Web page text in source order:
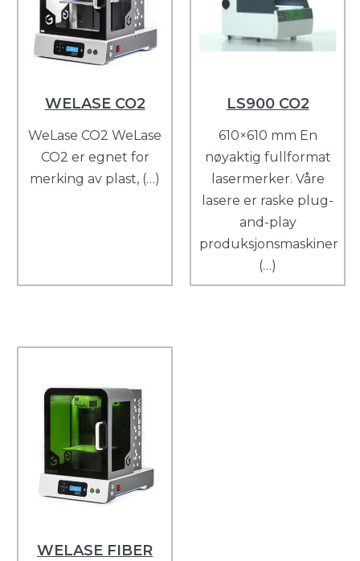
WELASE CO2
WeLase CO2 WeLase
CO2 er egnet for
merking av plast, (…)
LS900 CO2
610×610 mm En
nøyaktig fullformat
lasermerker. Våre
lasere er raske plug-
and-play
produksjonsmaskiner
(…)
WELASE FIBER